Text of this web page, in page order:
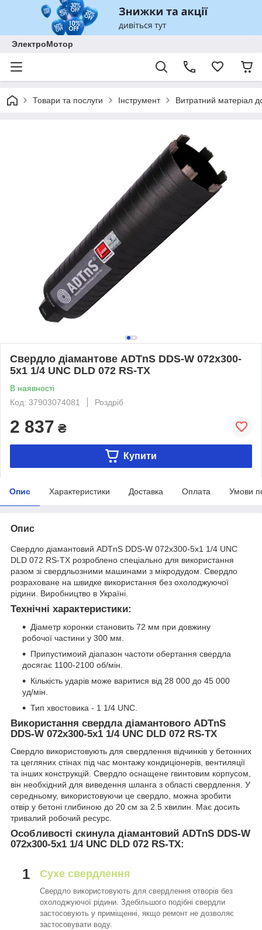
ЭлектроМотор
Товари та послуги Інструмент Витратний матеріал
Свердло діамантове ADTnS DDS-W 072x300-
5x1 1/4 UNC DLD 072 RS-TX
В наявності
Код: 37903074081
Роздріб
2 837 ₴
Купити
Опис Характеристики Доставка Оплата Умови
Опис
Свердло діамантовий ADTnS DDS-W 072x300-5x1 1/4 UNC
DLD 072 RS-TX розроблено спеціально для використання
разом зі свердльозними машинами з мікродудом. Свердло
розраховане на швидке використання без охолоджуючої
рідини. Виробництво в Україні.
Технічні характеристики:
Діаметр коронки становить 72 мм при довжину
робочої частини у 300 мм.
Припустимоий діапазон частоти обертання свердла
досягає 1100-2100 об/мін.
Кількість ударів може варитися від 28 000 до 45 000
уд/мін.
Тип хвостовика - 1 1/4 UNC.
Використання свердла діамантового ADTnS
DDS-W 072x300-5x1 1/4 UNC DLD 072 RS-TX
Свердло використовують для свердлення відчинків у бетонних
та цегляних стінах під час монтажу кондиціонерів, вентиляції
та інших конструкцій. Свердло оснащене гвинтовим корпусом,
він необхідний для виведення шланга з області свердлення. У
середньому, використовуючи це свердло, можна зробити
отвір у бетоні глибиною до 20 см за 2.5 хвилин. Має досить
тривалий робочий ресурс.
Особливості скинула діамантовий ADTnS DDS-W
072x300-5x1 1/4 UNC DLD 072 RS-TX:
1 Сухе свердлення
Свердло використовують для свердлення отворів без
охолоджуючої рідини. Здебільшого подібні свердли
застосовують у приміщенні, якщо ремонт не дозволяє
застосовувати воду.